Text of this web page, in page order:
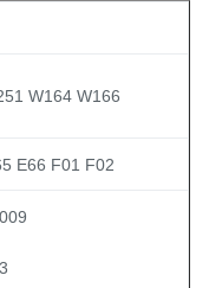
W164 W166
E66 F01 F02